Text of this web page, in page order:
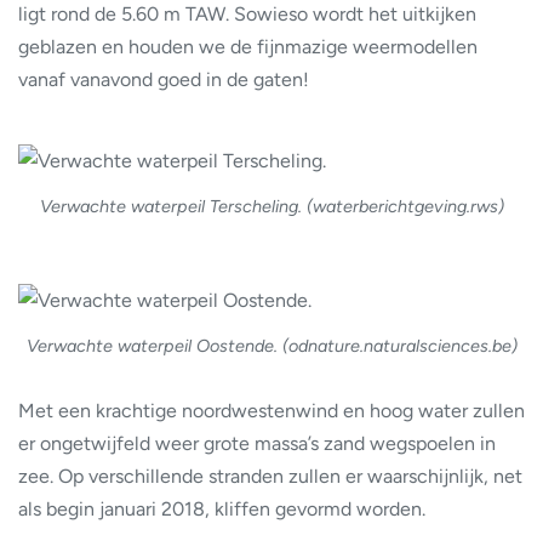
ligt rond de 5.60 m TAW. Sowieso wordt het uitkijken
geblazen en houden we de fijnmazige weermodellen
vanaf vanavond goed in de gaten!
Verwachte waterpeil Terscheling. (waterberichtgeving.rws)
Verwachte waterpeil Oostende. (odnature.naturalsciences.be)
Met een krachtige noordwestenwind en hoog water zullen
er ongetwijfeld weer grote massa’s zand wegspoelen in
zee. Op verschillende stranden zullen er waarschijnlijk, net
als begin januari 2018, kliffen gevormd worden.